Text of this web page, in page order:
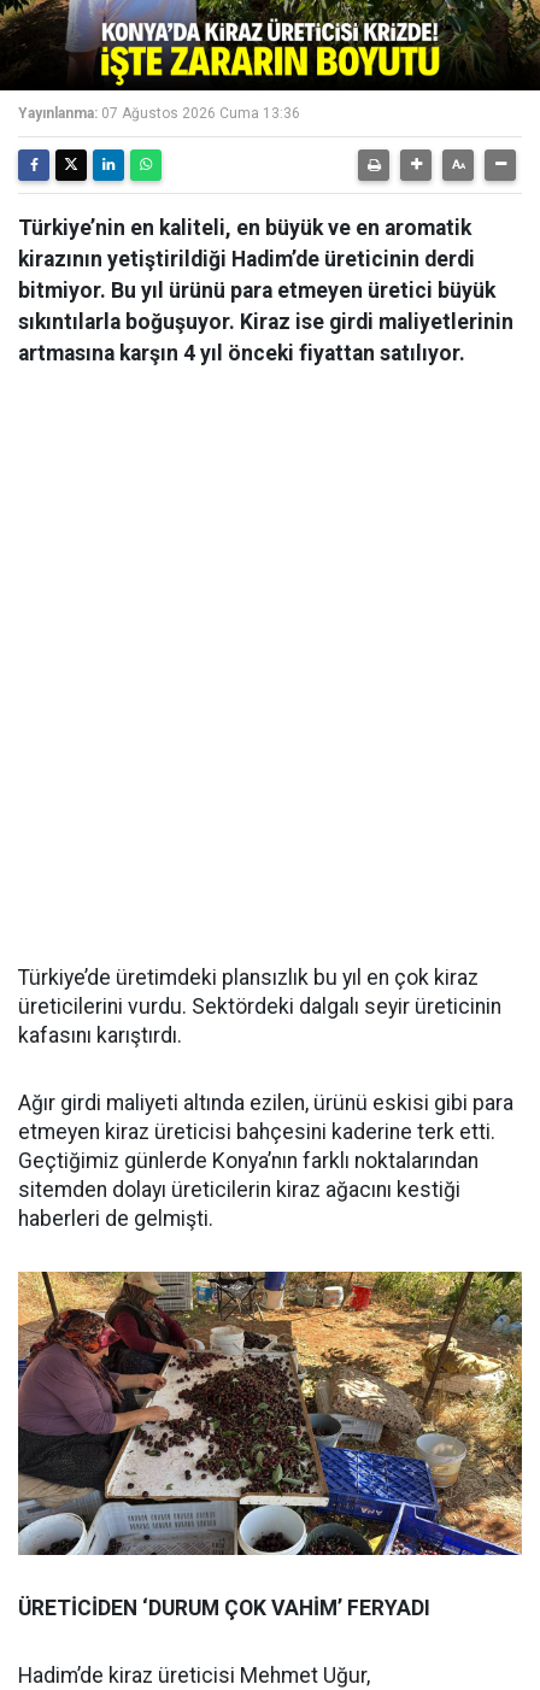
Yayınlanma: 07 Ağustos 2026 Cuma 13:36
Türkiye’nin en kaliteli, en büyük ve en aromatik
kirazının yetiştirildiği Hadim’de üreticinin derdi
bitmiyor. Bu yıl ürünü para etmeyen üretici büyük
sıkıntılarla boğuşuyor. Kiraz ise girdi maliyetlerinin
artmasına karşın 4 yıl önceki fiyattan satılıyor.
Türkiye’de üretimdeki plansızlık bu yıl en çok kiraz
üreticilerini vurdu. Sektördeki dalgalı seyir üreticinin
kafasını karıştırdı.
Ağır girdi maliyeti altında ezilen, ürünü eskisi gibi para
etmeyen kiraz üreticisi bahçesini kaderine terk etti.
Geçtiğimiz günlerde Konya’nın farklı noktalarından
sitemden dolayı üreticilerin kiraz ağacını kestiği
haberleri de gelmişti.
ÜRETİCİDEN ‘DURUM ÇOK VAHİM’ FERYADI
Hadim’de kiraz üreticisi Mehmet Uğur,